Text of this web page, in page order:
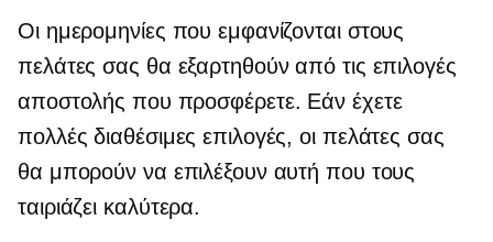
Οι ημερομηνίες που εμφανίζονται στους
πελάτες σας θα εξαρτηθούν από τις επιλογές
αποστολής που προσφέρετε. Εάν έχετε
πολλές διαθέσιμες επιλογές, οι πελάτες σας
θα μπορούν να επιλέξουν αυτή που τους
ταιριάζει καλύτερα.